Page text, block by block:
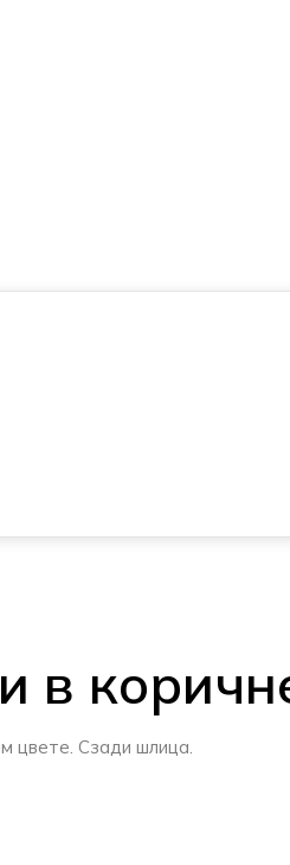
в
цвете. Сзади шлица.